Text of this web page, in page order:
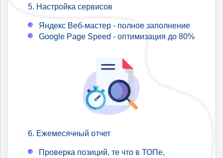
Настройка сервисов
Яндекс Веб-мастер - полное заполнение
Google Page Speed - оптимизация до 80%
Ежемесячный отчет
Проверка позиций, те что в ТОПе,